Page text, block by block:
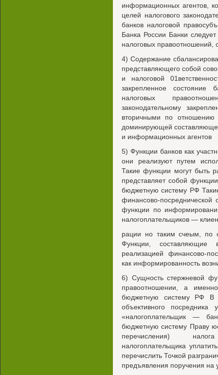
информационных агентов,
целей налогового
банков налоговой
Банка России Банки
налоговых правоотношений,
4) Содержание
представляющего собой
и налоговой
закрепленное состояние
налоговых
законодательному
вторичными по отношению
доминирующей
и информационных агентов
5) Функции банков как
они реализуют путем
Такие функции могут быть
представляет собой
бюджетную систему РФ
финансово-
функции по
налогоплательщиков —
рации но таким счеым, по
Функции, составляющие
реализацией финансово-
как информированность
6) Сущность стержневой
правоотношении, а
бюджетную систему РФ В
объективного посредника
«налогоплательщик —
бюджетную систему Праву
перечисления)
налогоплательщика
перечислить Точкой
предъявления поручения на